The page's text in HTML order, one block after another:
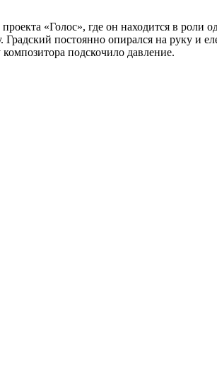
«Голос», где он находится в
постоянно опирался на руку и
подскочило давление.